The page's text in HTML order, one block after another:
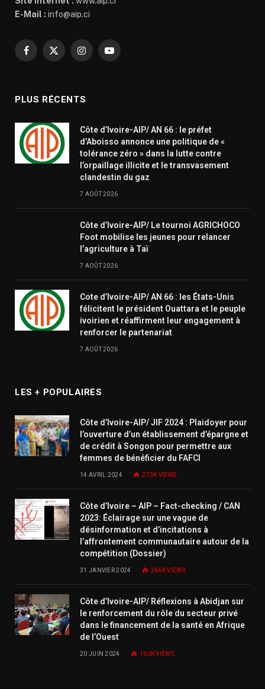
E-Mail : info@aip.ci
Facebook
X
InstagramYouTube
PLUS RÉCENTS
Côte d’Ivoire-AIP/ AN 66 : le préfet
d’Aboisso annonce une politique de «
tolérance zéro » dans la lutte contre
l’orpaillage illicite et le transvasement
clandestin du gaz
7 AOÛT 2026
Côte d’Ivoire-AIP/ Le tournoi AGRICHOCO
Foot mobilise les jeunes pour relancer
l’agriculture à Taï
7 AOÛT 2026
Cote d’Ivoire-AIP/ AN 66 : les États-Unis
félicitent le président Ouattara et le peuple
ivoirien et réaffirment leur engagement à
renforcer le partenariat
7 AOÛT 2026
LES + POPULAIRES
Côte d’Ivoire-AIP/ JIF 2024 : Plaidoyer pour
l’ouverture d’un établissement d’épargne et
de crédit à Songon pour permettre aux
femmes de bénéficier du FAFCI
14 AVRIL 2024 273K VIEWS
Côte d’Ivoire – AIP – Fact-checking / CAN
2023: Éclairage sur une vague de
désinformation et d’incitations à
l’affrontement communautaire autour de la
compétition (Dossier)
31 JANVIER 2024 266KVIEWS
Côte d’Ivoire-AIP/ Réflexions à Abidjan sur
le renforcement du rôle du secteur privé
dans le financement de la santé en Afrique
de l’Ouest
20 JUIN 2024 160KVIEWS